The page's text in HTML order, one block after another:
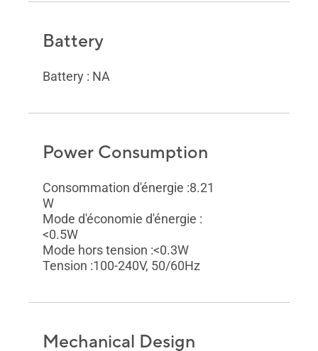
Battery
Battery : NA
Power Consumption
Consommation d'énergie :8.21
W
Mode d'économie d'énergie :
<0.5W
Mode hors tension :<0.3W
Tension :100-240V, 50/60Hz
Mechanical Design